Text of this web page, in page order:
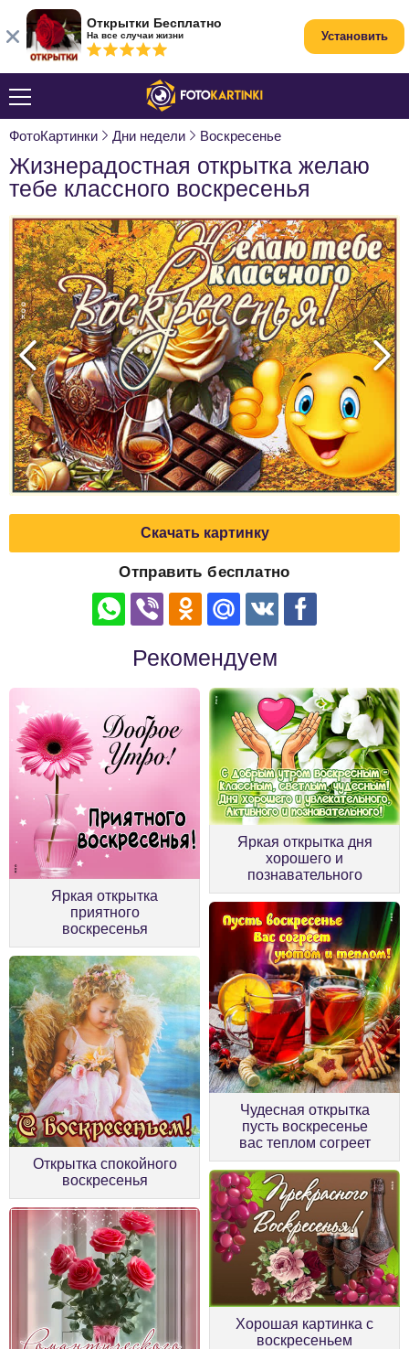
ФотоКартинки Дни недели Воскресенье
Жизнерадостная открытка желаю
тебе классного воскресенья
Скачать картинку
Отправить бесплатно
Рекомендуем
Яркая открытка
приятного
воскресенья
Яркая открытка дня
хорошего и
познавательного
Открытка спокойного
воскресенья
Чудесная открытка
пусть воскресенье
вас теплом согреет
Хорошая картинка с
воскресеньем
Открытки Бесплатно
На все случаи жизни Установить